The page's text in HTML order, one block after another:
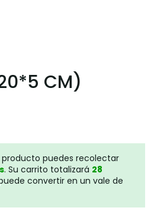
CM)
puedes recolectar
. Su carrito totalizará 28
convertir en un vale de